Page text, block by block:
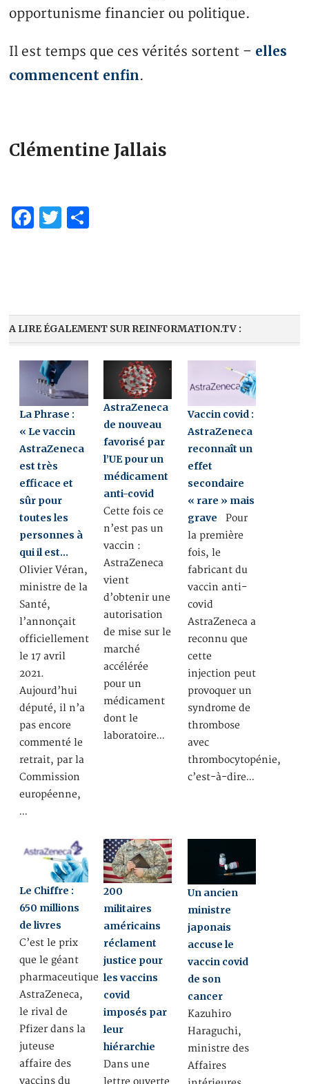
opportunisme financier ou politique.
Il est temps que ces vérités sortent – elles
commencent enfin.
Clémentine Jallais
Facebook
Twitter
A LIRE ÉGALEMENT SUR REINFORMATION.TV :
La Phrase :
« Le vaccin
AstraZeneca
est très
efficace et
sûr pour
toutes les
personnes à
qui il est…
Olivier Véran,
ministre de la
Santé,
l’annonçait
officiellement
le 17 avril
2021.
Aujourd’hui
député, il n’a
pas encore
commenté le
retrait, par la
Commission
européenne,
…
AstraZeneca
de nouveau
favorisé par
l’UE pour un
médicament
anti-covid
Cette fois ce
n’est pas un
vaccin :
AstraZeneca
vient
d’obtenir une
autorisation
de mise sur le
marché
accélérée
pour un
médicament
dont le
laboratoire…
Vaccin covid :
AstraZeneca
reconnaît un
effet
secondaire
« rare » mais
grave Pour
la première
fois, le
fabricant du
vaccin anti-
covid
AstraZeneca a
reconnu que
cette
injection peut
provoquer un
syndrome de
thrombose
avec
thrombocytopénie,
c’est-à-dire…
Le Chiffre :
650 millions
de livres
C’est le prix
que le géant
pharmaceutique
AstraZeneca,
le rival de
Pfizer dans la
juteuse
affaire des
vaccins du
200
militaires
américains
réclament
justice pour
les vaccins
covid
imposés par
leur
hiérarchie
Dans une
Un ancien
ministre
japonais
accuse le
vaccin covid
de son
cancer
Kazuhiro
Haraguchi,
ministre des
Affaires